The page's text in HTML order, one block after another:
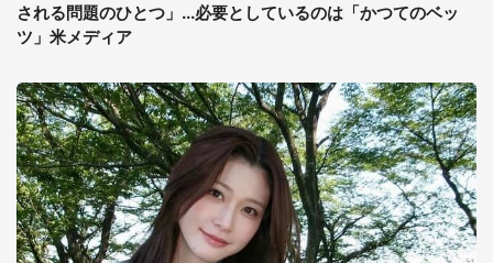
される問題のひとつ」...必要としているのは「かつてのベッ
ツ」米メディア